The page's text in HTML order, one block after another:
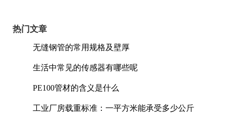
热门文章
无缝钢管的常用规格及壁厚
生活中常见的传感器有哪些呢
PE100管材的含义是什么
工业厂房载重标准：一平方米能承受多少公斤